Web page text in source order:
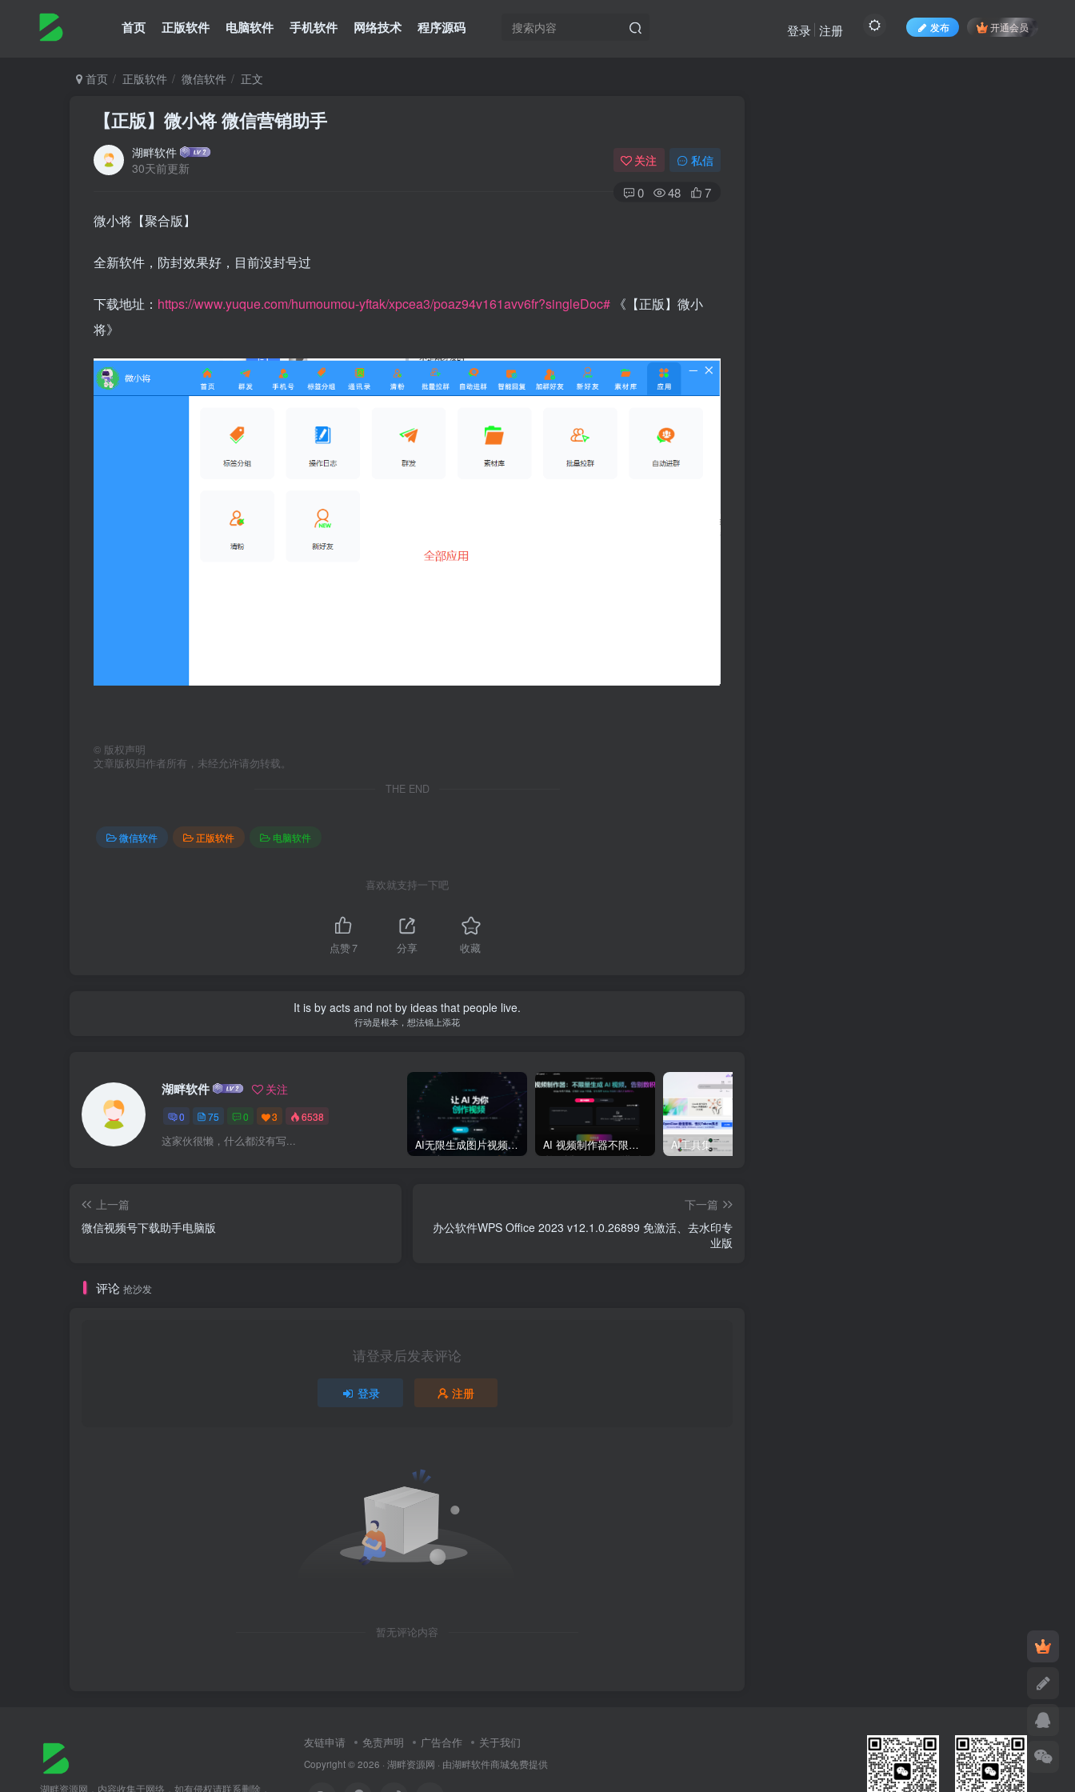
首页 正版软件 电脑软件 手机软件 网络技术 程序源码 发布 开通会员
登录 注册
首页 正版软件 微信软件 正文
【正版】微小将 微信营销助手
湖畔软件
30天前更新
关注 私信
0 48 7
微小将【聚合版】
全新软件，防封效果好，目前没封号过
下载地址： https://www.yuque.com/humoumou-yftak/xpcea3/poaz94v161avv6fr?singleDoc# 《【正版】微小
将》
© 版权声明
文章版权归作者所有，未经允许请勿转载。
THE END
微信软件 正版软件 电脑软件
喜欢就支持一下吧
点赞7 分享 收藏
It is by acts and not by ideas that people live.
行动是根本，想法锦上添花
湖畔软件 关注
0 75 0 3 6538
这家伙很懒，什么都没有写... AI无限生成图片视频大模型平台 AI 视频制作器不限量生成 AI 视频 AI工具集
上一篇
微信视频号下载助手电脑版
下一篇
办公软件WPS Office 2023 v12.1.0.26899 免激活、去水印专
业版
评论 抢沙发
请登录后发表评论
登录 注册
暂无评论内容
湖畔资源网，内容收集于网络，如有侵权请联系删除，
友链申请 免责声明 广告合作 关于我们
Copyright © 2026 · 湖畔资源网 · 由湖畔软件商城免费提供